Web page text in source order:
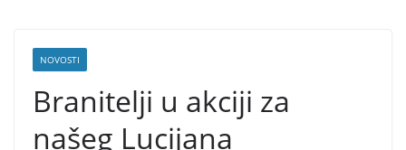
NOVOSTI
Branitelji u akciji za
našeg Lucijana